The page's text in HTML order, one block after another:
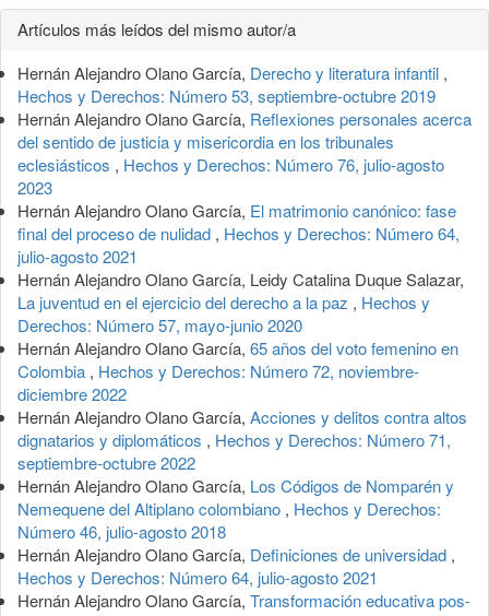
Detalles
del
artículo
Artículos más leídos del mismo autor/a
Hernán Alejandro Olano García, Derecho y literatura infantil ,
Hechos y Derechos: Número 53, septiembre-octubre 2019
Hernán Alejandro Olano García, Reflexiones personales acerca
del sentido de justicia y misericordia en los tribunales
eclesiásticos , Hechos y Derechos: Número 76, julio-agosto
2023
Hernán Alejandro Olano García, El matrimonio canónico: fase
final del proceso de nulidad , Hechos y Derechos: Número 64,
julio-agosto 2021
Hernán Alejandro Olano García, Leidy Catalina Duque Salazar,
La juventud en el ejercicio del derecho a la paz , Hechos y
Derechos: Número 57, mayo-junio 2020
Hernán Alejandro Olano García, 65 años del voto femenino en
Colombia , Hechos y Derechos: Número 72, noviembre-
diciembre 2022
Hernán Alejandro Olano García, Acciones y delitos contra altos
dignatarios y diplomáticos , Hechos y Derechos: Número 71,
septiembre-octubre 2022
Hernán Alejandro Olano García, Los Códigos de Nomparén y
Nemequene del Altiplano colombiano , Hechos y Derechos:
Número 46, julio-agosto 2018
Hernán Alejandro Olano García, Definiciones de universidad ,
Hechos y Derechos: Número 64, julio-agosto 2021
Hernán Alejandro Olano García, Transformación educativa pos-